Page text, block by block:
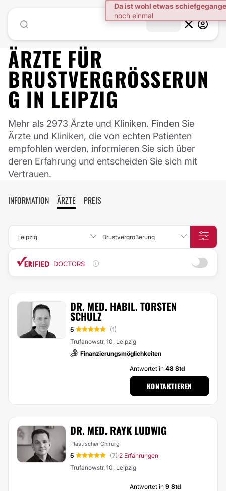
ÄRZTE FÜR
BRUSTVERGRÖSSERUNG
IN LEIPZIG
Mehr als 2973 Ärzte und Kliniken. Finden Sie
Ärzte und Kliniken, die von echten Patienten
empfohlen werden, informieren Sie sich über
deren Erfahrung und entscheiden Sie sich mit
Vertrauen.
INFORMATION ÄRZTE PREIS
Leipzig Brustvergrößerung
DOCTORS
DR. MED. HABIL. TORSTEN
SCHULZ
5
(1)
Trufanowstr. 10, Leipzig
Finanzierungsmöglichkeiten
Antwortet in 48 Std
KONTAKTIEREN
DR. MED. RAYK LUDWIG
Plastischer Chirurg
5 (7)·2 Erfahrungen
Trufanowstr. 10, Leipzig
Antwortet in 9 Std